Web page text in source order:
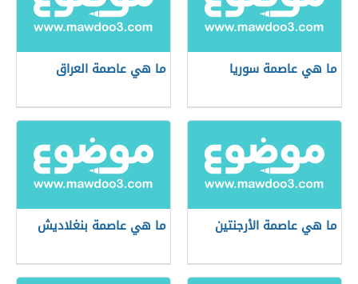
ما هي عاصمة سوريا ما هي عاصمة العراق
ما هي عاصمة الأرجنتين ما هي عاصمة بنغلاديش